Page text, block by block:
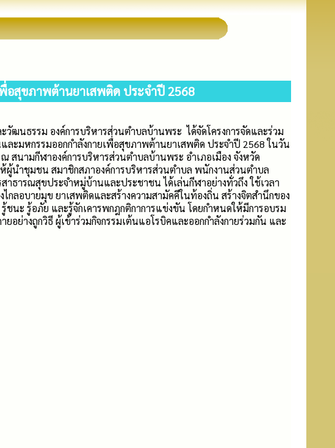
อสุขภาพต้านยาเสพติด ประจำปี 2568
วัฒนธรรม องค์การบริหารส่วนตำบลบ้านพระ ได้จัดโครงการจัดและร่วม
ะมหกรรมออกกำลังกายเพื่อสุขภาพต้านยาเสพติด ประจำปี 2568 ในวัน
สนามกีฬาองค์การบริหารส่วนตำบลบ้านพระ อำเภอเมือง จังหวัด
ผู้นำชุมชน สมาชิกสภาองค์การบริหารส่วนตำบล พนักงานส่วนตำบล
าธารณสุขประจำหมู่บ้านและประชาชน ได้เล่นกีฬาอย่างทั่วถึง ใช้เวลา
ไกลอบายมุข ยาเสพติดและสร้างความสามัคคีในท้องถิ่น สร้างจิตสำนึกของ
ชนะ รู้อภัย และรู้จักเคารพกฎกติกาการแข่งขัน โดยกำหนดให้มีการอบรม
ยอย่างถูกวิธี ผู้เข้าร่วมกิจกรรมเต้นแอโรบิคและออกกำลังกายร่วมกัน และ